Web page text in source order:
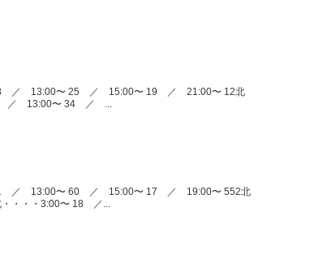
／ 13:00〜 25 ／ 15:00〜 19 ／ 21:00〜 12北
／ 13:00〜 34 ／ ...
／ 13:00〜 60 ／ 15:00〜 17 ／ 19:00〜 552北
・・3:00〜 18 ／...